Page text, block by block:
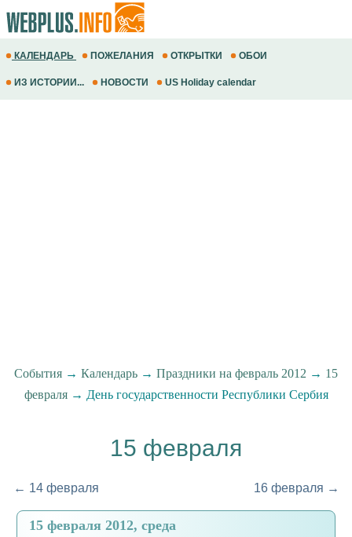
КАЛЕНДАРЬ ПОЖЕЛАНИЯ ОТКРЫТКИ ОБОИ
ИЗ ИСТОРИИ... НОВОСТИ US Holiday calendar
События → Календарь → Праздники на февраль 2012 → 15
февраля→ День государственности Республики Сербия
15 февраля
← 14 февраля 16 февраля →
15 февраля 2012, среда